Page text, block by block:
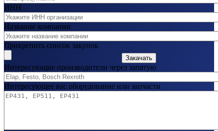
ИНН
Название компании
Прикрепить список закупок
Закачать
Интересующие производители через запятую
Интересующее вас оборудование или запчасти